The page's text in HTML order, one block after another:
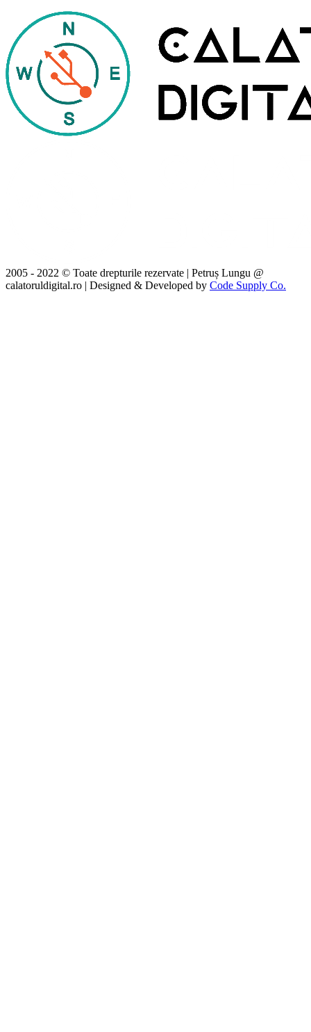
2005 - 2022 © Toate drepturile rezervate | Petruș Lungu @
calatoruldigital.ro | Designed & Developed by Code Supply Co.